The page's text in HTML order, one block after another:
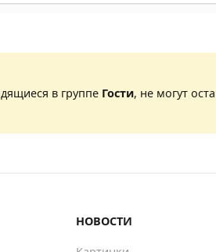
в группе Гости, не могут
НОВОСТИ